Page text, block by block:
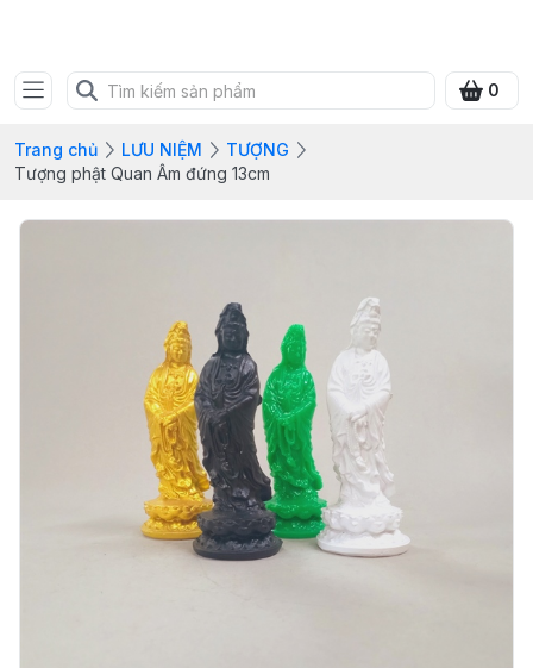
0
Trang chủ LƯU NIỆM
TƯỢNG
Tượng phật Quan Âm đứng 13cm